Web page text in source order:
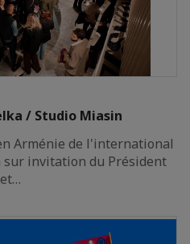
/ Studio Miasin
Arménie de l'international
invitation du Président